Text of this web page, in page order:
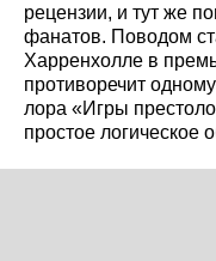
рецензии, и тут же
фанатов. Поводом
Харренхолле в
противоречит
лора «Игры
простое логическое